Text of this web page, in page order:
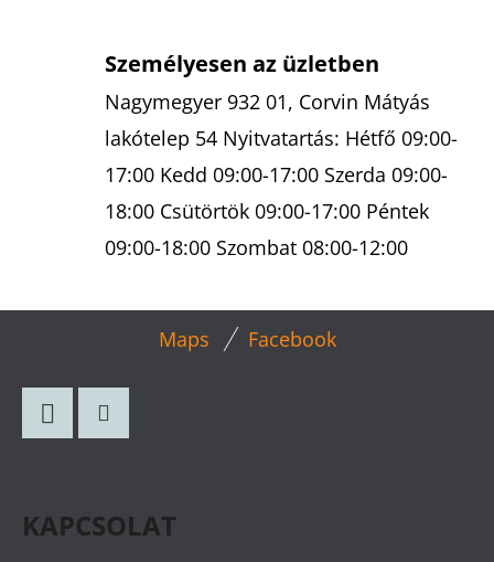
E
M
E
I
Személyesen az üzletben
Nagymegyer 932 01, Corvin Mátyás
lakótelep 54 Nyitvatartás: Hétfő 09:00-
17:00 Kedd 09:00-17:00 Szerda 09:00-
18:00 Csütörtök 09:00-17:00 Péntek
09:00-18:00 Szombat 08:00-12:00
Maps Facebook
KAPCSOLAT